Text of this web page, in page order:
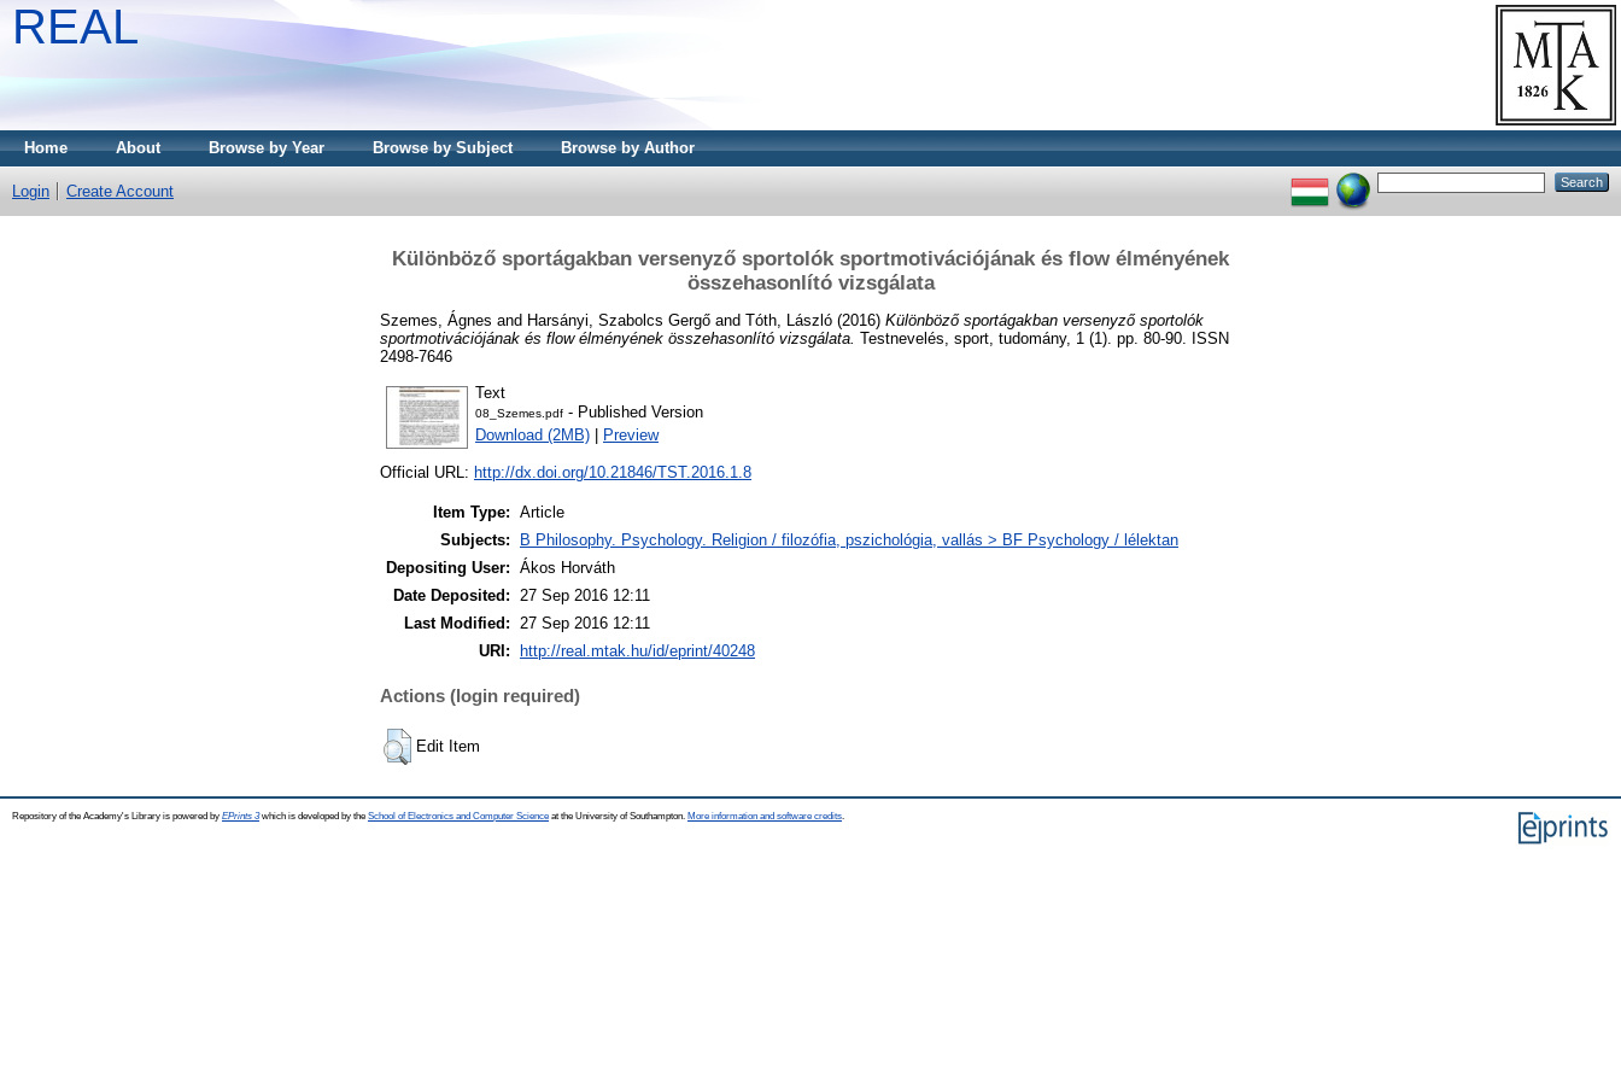
REAL
Home About Browse by Year Browse by Subject Browse by Author
Login Create Account
Különböző sportágakban versenyző sportolók sportmotivációjának és flow élményének
összehasonlító vizsgálata
Szemes, Ágnes and Harsányi, Szabolcs Gergő and Tóth, László (2016) Különböző sportágakban versenyző sportolók
sportmotivációjának és flow élményének összehasonlító vizsgálata. Testnevelés, sport, tudomány, 1 (1). pp. 80-90. ISSN
2498-7646
Text
08_Szemes.pdf - Published Version
Download (2MB)
Preview
Official URL: http://dx.doi.org/10.21846/TST.2016.1.8
Item Type: Article
Subjects:
B Philosophy. Psychology. Religion / filozófia, pszichológia, vallás > BF Psychology / lélektan
Depositing User: Ákos Horváth
Date Deposited: 27 Sep 2016 12:11
Last Modified: 27 Sep 2016 12:11
URI:
http://real.mtak.hu/id/eprint/40248
Actions (login required)
Edit Item
Repository of the Academy's Library is powered by EPrints 3which is developed by the School of Electronics and Computer Science at the University of Southampton. More information and software credits